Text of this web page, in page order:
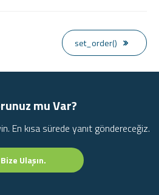
set_order()
mu Var?
En kısa sürede yanıt göndereceğiz.
Bize Ulaşın.